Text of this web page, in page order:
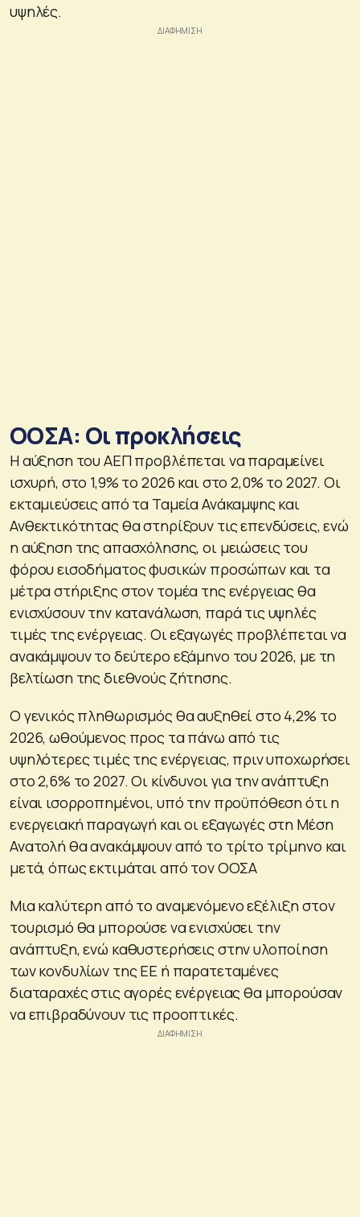
υψηλές.
ΟΟΣΑ: Οι προκλήσεις
Η αύξηση του ΑΕΠ προβλέπεται να παραμείνει
ισχυρή, στο 1,9% το 2026 και στο 2,0% το 2027. Οι
εκταμιεύσεις από τα Ταμεία Ανάκαμψης και
Ανθεκτικότητας θα στηρίξουν τις επενδύσεις, ενώ
η αύξηση της απασχόλησης, οι μειώσεις του
φόρου εισοδήματος φυσικών προσώπων και τα
μέτρα στήριξης στον τομέα της ενέργειας θα
ενισχύσουν την κατανάλωση, παρά τις υψηλές
τιμές της ενέργειας. Οι εξαγωγές προβλέπεται να
ανακάμψουν το δεύτερο εξάμηνο του 2026, με τη
βελτίωση της διεθνούς ζήτησης.
Ο γενικός πληθωρισμός θα αυξηθεί στο 4,2% το
2026, ωθούμενος προς τα πάνω από τις
υψηλότερες τιμές της ενέργειας, πριν υποχωρήσει
στο 2,6% το 2027. Οι κίνδυνοι για την ανάπτυξη
είναι ισορροπημένοι, υπό την προϋπόθεση ότι η
ενεργειακή παραγωγή και οι εξαγωγές στη Μέση
Ανατολή θα ανακάμψουν από το τρίτο τρίμηνο και
μετά, όπως εκτιμάται από τον ΟΟΣΑ
Μια καλύτερη από το αναμενόμενο εξέλιξη στον
τουρισμό θα μπορούσε να ενισχύσει την
ανάπτυξη, ενώ καθυστερήσεις στην υλοποίηση
των κονδυλίων της ΕΕ ή παρατεταμένες
διαταραχές στις αγορές ενέργειας θα μπορούσαν
να επιβραδύνουν τις προοπτικές.